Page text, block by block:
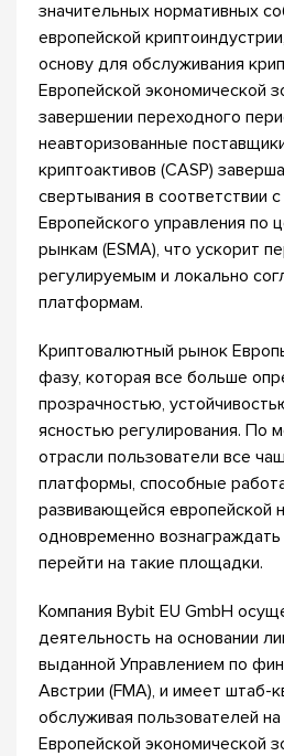
значительных нормативных
европейской
основу для обслуживания
Европейской экономической
завершении переходного
неавторизованные
криптоактивов (CASP)
свертывания в соответствии
Европейского управления по
рынкам (ESMA), что ускорит
регулируемым и локально
платформам.
Криптовалютный рынок
фазу, которая все больше
прозрачностью,
ясностью регулирования. По
отрасли пользователи все
платформы, способные
развивающейся европейской
одновременно
перейти на такие площадки.
Компания Bybit EU GmbH
деятельность на основании
выданной Управлением по
Австрии (FMA), и имеет штаб-
обслуживая пользователей
Европейской экономической